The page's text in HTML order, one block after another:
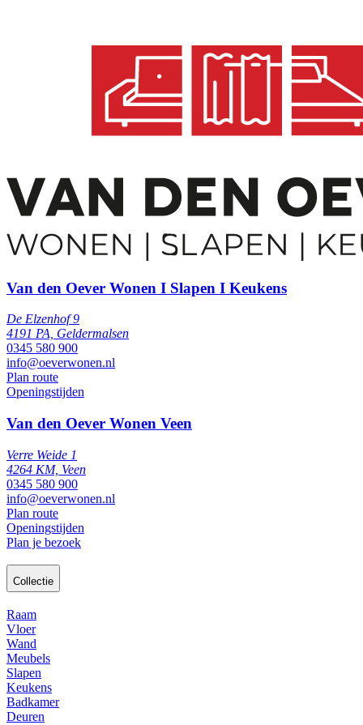
Van den Oever Wonen I Slapen I Keukens
De Elzenhof 9
4191 PA, Geldermalsen
0345 580 900
info@oeverwonen.nl
Plan route
Openingstijden
Van den Oever Wonen Veen
Verre Weide 1
4264 KM, Veen
0345 580 900
info@oeverwonen.nl
Plan route
Openingstijden
Plan je bezoek
Collectie
Raam
Vloer
Wand
Meubels
Slapen
Keukens
Badkamer
Deuren